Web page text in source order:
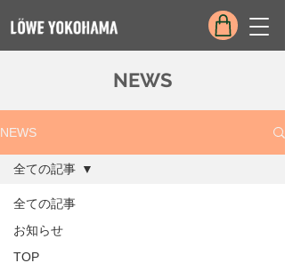
NEWS
NEWS
全ての記事
お知らせ
TOP
全ての記事